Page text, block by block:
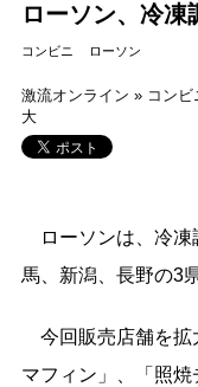
ローソン、冷凍
コンビニ ローソン
激流オンライン » コンビ
大
ローソンは、冷凍
馬、新潟、長野の3
今回販売店舗を拡
マフィン」、「照